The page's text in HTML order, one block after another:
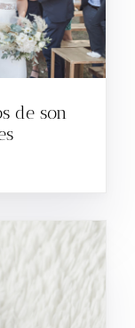
de son